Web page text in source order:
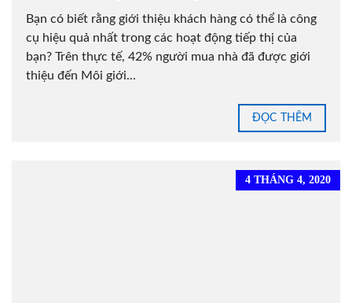
Bạn có biết rằng giới thiệu khách hàng có thể là công
cụ hiệu quả nhất trong các hoạt động tiếp thị của
bạn? Trên thực tế, 42% người mua nhà đã được giới
thiệu đến Môi giới...
ĐỌC THÊM
4 THÁNG 4, 2020